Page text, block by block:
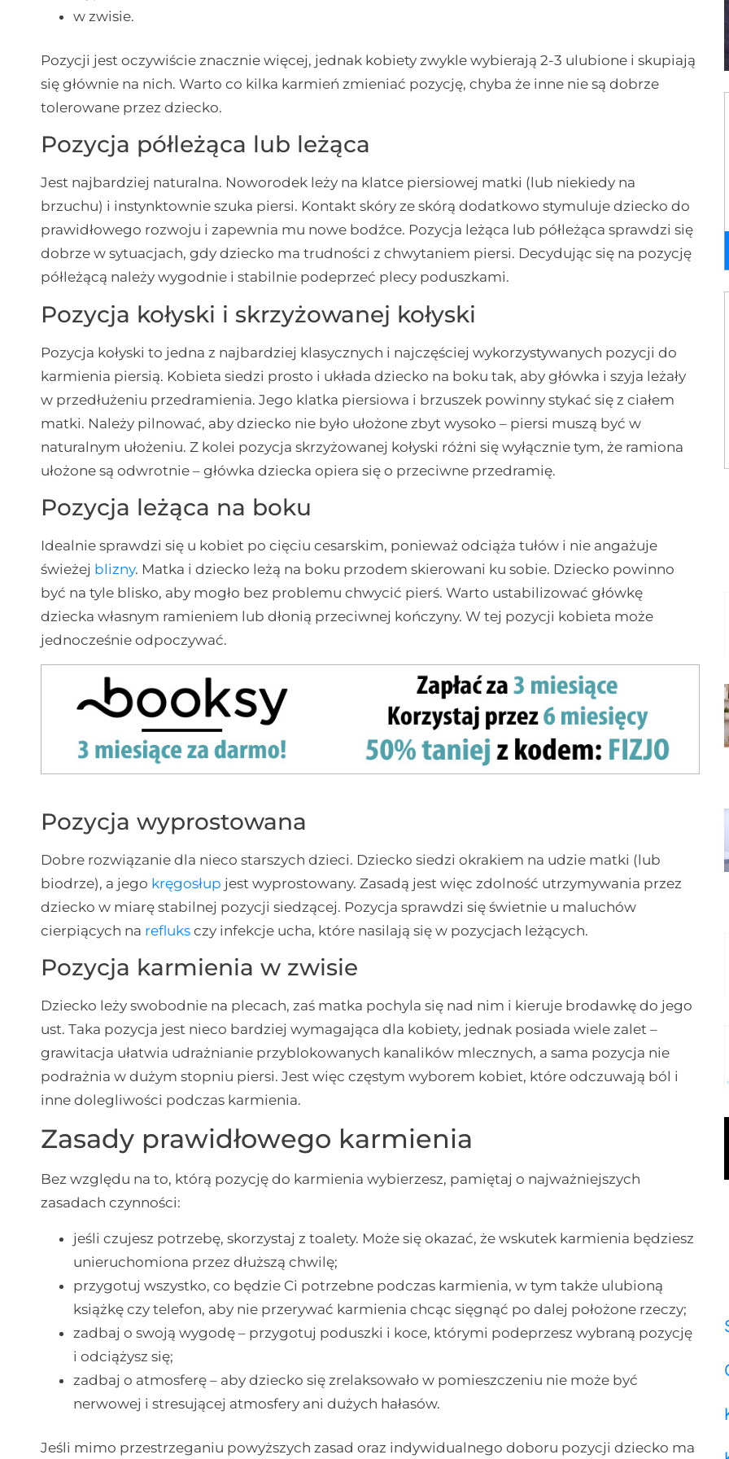
w zwisie.
Pozycji jest oczywiście znacznie więcej, jednak kobiety zwykle wybierają 2-3 ulubione i skupiają
się głównie na nich. Warto co kilka karmień zmieniać pozycję, chyba że inne nie są dobrze
tolerowane przez dziecko.
Pozycja półleżąca lub leżąca
Jest najbardziej naturalna. Noworodek leży na klatce piersiowej matki (lub niekiedy na
brzuchu) i instynktownie szuka piersi. Kontakt skóry ze skórą dodatkowo stymuluje dziecko do
prawidłowego rozwoju i zapewnia mu nowe bodźce. Pozycja leżąca lub półleżąca sprawdzi się
dobrze w sytuacjach, gdy dziecko ma trudności z chwytaniem piersi. Decydując się na pozycję
półleżącą należy wygodnie i stabilnie podeprzeć plecy poduszkami.
Pozycja kołyski i skrzyżowanej kołyski
Pozycja kołyski to jedna z najbardziej klasycznych i najczęściej wykorzystywanych pozycji do
karmienia piersią. Kobieta siedzi prosto i układa dziecko na boku tak, aby główka i szyja leżały
w przedłużeniu przedramienia. Jego klatka piersiowa i brzuszek powinny stykać się z ciałem
matki. Należy pilnować, aby dziecko nie było ułożone zbyt wysoko – piersi muszą być w
naturalnym ułożeniu. Z kolei pozycja skrzyżowanej kołyski różni się wyłącznie tym, że ramiona
ułożone są odwrotnie – główka dziecka opiera się o przeciwne przedramię.
Pozycja leżąca na boku
Idealnie sprawdzi się u kobiet po cięciu cesarskim, ponieważ odciąża tułów i nie angażuje
świeżej blizny. Matka i dziecko leżą na boku przodem skierowani ku sobie. Dziecko powinno
być na tyle blisko, aby mogło bez problemu chwycić pierś. Warto ustabilizować główkę
dziecka własnym ramieniem lub dłonią przeciwnej kończyny. W tej pozycji kobieta może
jednocześnie odpoczywać.
Pozycja wyprostowana
Dobre rozwiązanie dla nieco starszych dzieci. Dziecko siedzi okrakiem na udzie matki (lub
biodrze), a jego kręgosłup jest wyprostowany. Zasadą jest więc zdolność utrzymywania przez
dziecko w miarę stabilnej pozycji siedzącej. Pozycja sprawdzi się świetnie u maluchów
cierpiących na refluks czy infekcje ucha, które nasilają się w pozycjach leżących.
Pozycja karmienia w zwisie
Dziecko leży swobodnie na plecach, zaś matka pochyla się nad nim i kieruje brodawkę do jego
ust. Taka pozycja jest nieco bardziej wymagająca dla kobiety, jednak posiada wiele zalet –
grawitacja ułatwia udrażnianie przyblokowanych kanalików mlecznych, a sama pozycja nie
podrażnia w dużym stopniu piersi. Jest więc częstym wyborem kobiet, które odczuwają ból i
inne dolegliwości podczas karmienia.
Zasady prawidłowego karmienia
Bez względu na to, którą pozycję do karmienia wybierzesz, pamiętaj o najważniejszych
zasadach czynności:
jeśli czujesz potrzebę, skorzystaj z toalety. Może się okazać, że wskutek karmienia będziesz
unieruchomiona przez dłuższą chwilę;
przygotuj wszystko, co będzie Ci potrzebne podczas karmienia, w tym także ulubioną
książkę czy telefon, aby nie przerywać karmienia chcąc sięgnąć po dalej położone rzeczy;
zadbaj o swoją wygodę – przygotuj poduszki i koce, którymi podeprzesz wybraną pozycję
i odciążysz się;
zadbaj o atmosferę – aby dziecko się zrelaksowało w pomieszczeniu nie może być
nerwowej i stresującej atmosfery ani dużych hałasów.
Jeśli mimo przestrzeganiu powyższych zasad oraz indywidualnego doboru pozycji dziecko ma